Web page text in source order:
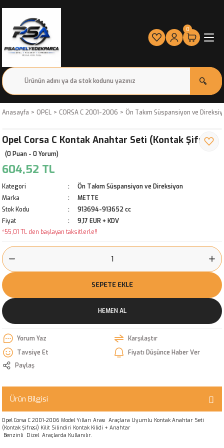
0
Anasayfa OPEL CORSA C 2001-2006 Ön Takım Süspansiyon ve
Opel Corsa C Kontak Anahtar Seti (Kontak Şifresi)
(0 Puan - 0 Yorum)
604,52 TL
Kategori
Ön Takım Süspansiyon ve Direksiyon
Marka
METTE
Stok Kodu
913694-913652 cc
Fiyat
9,17 EUR + KDV
*55,01 TL den başlayan taksitlerle!!
SEPETE EKLE
HEMEN AL
Yorum Yaz
Karşılaştır
Tavsiye Et
Fiyatı Düşünce Haber Ver
Paylaş
Ürün Bilgisi
Opel Corsa C 2001-2006 Model Yılları Arası Araçlara Uyumlu Kontak Anahtar Seti
(Kontak Şifresi) Kilit Silindiri Kontak Kilidi + Anahtar
Benzinli Dizel Araçlarda Kullanılır.